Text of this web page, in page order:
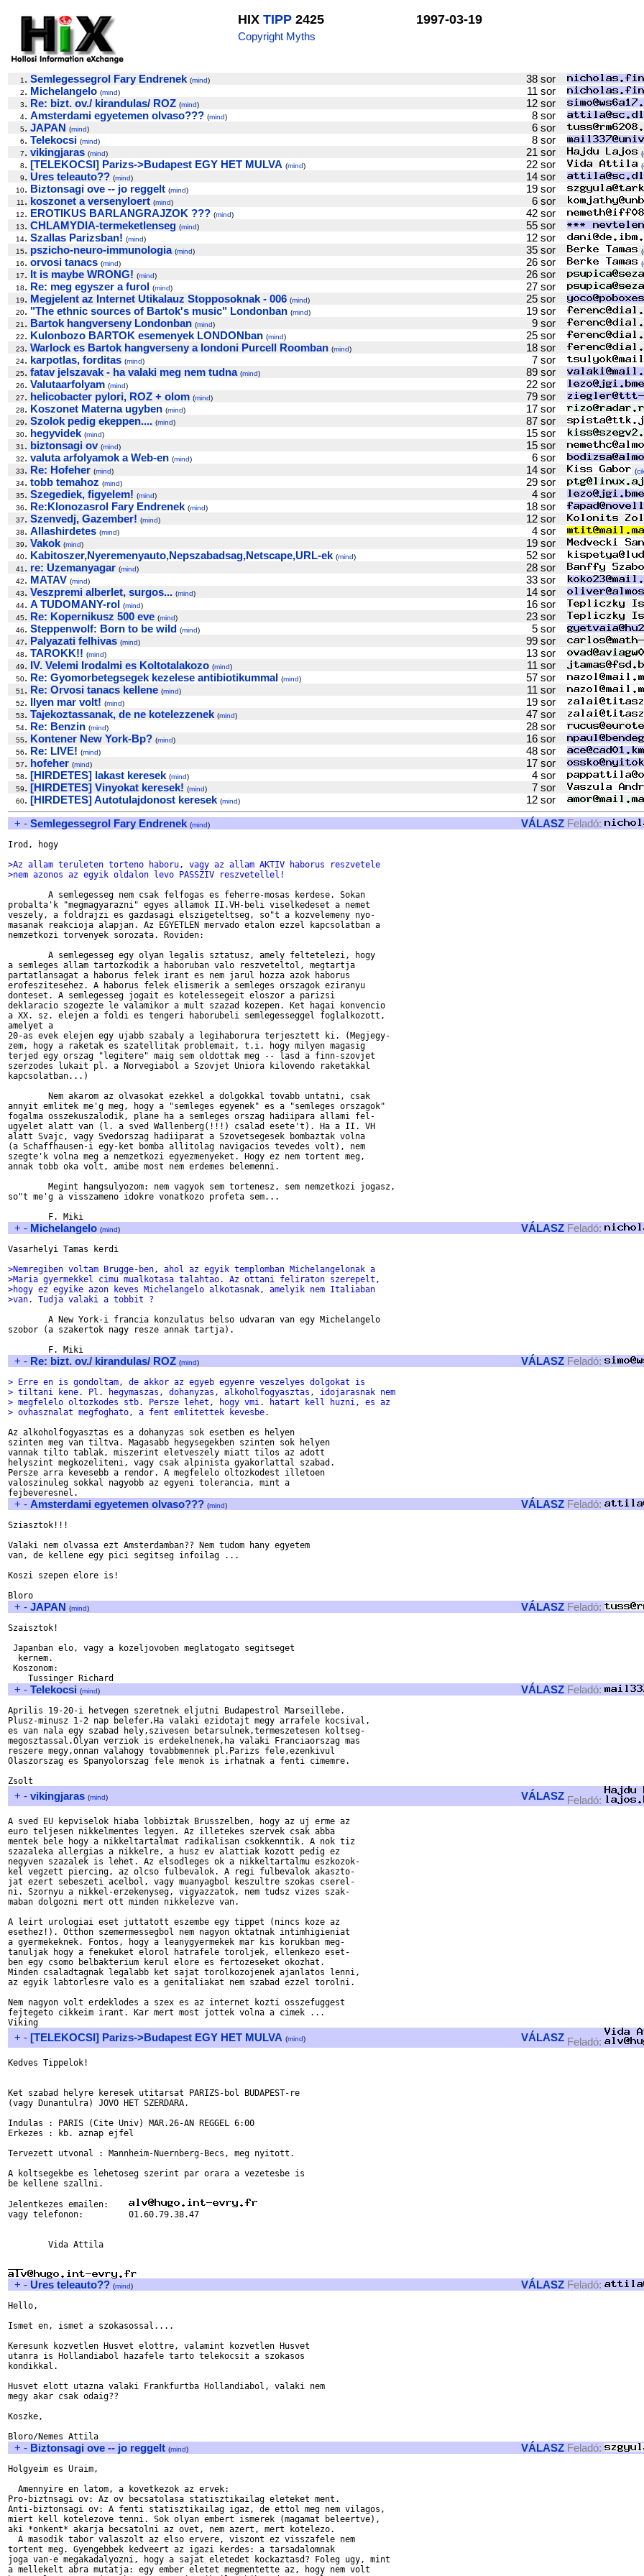
HIX TIPP 2425
Copyright Myths
1997-03-19
1 . Semlegessegrol Fary Endrenek (mind) 38 sor
2. Michelangelo (mind) 11 sor
3. Re: bizt. ov./ kirandulas/ ROZ (mind) 12 sor
4. Amsterdami egyetemen olvaso??? (mind) 8 sor
5. JAPAN (mind) 6 sor
6. Telekocsi (mind) 8 sor
7. vikingjaras (mind) 21 sor (
8. [TELEKOCSI] Parizs->Budapest EGY HET MULVA (mind) 22 sor (
9. Ures teleauto?? (mind) 14 sor
10. Biztonsagi ove -- jo reggelt (mind) 19 sor
11 . koszonet a versenyloert (mind) 6 sor
12. EROTIKUS BARLANGRAJZOK ??? (mind) 42 sor
13. CHLAMYDIA-termeketlenseg (mind) 55 sor
14. Szallas Parizsban! (mind) 12 sor
15. pszicho-neuro-immunologia (mind) 35 sor (
16. orvosi tanacs (mind) 26 sor (
17. It is maybe WRONG! (mind) 26 sor
18. Re: meg egyszer a furol (mind) 27 sor
19. Megjelent az Internet Utikalauz Stopposoknak - 006 (mind) 25 sor
20. "The ethnic sources of Bartok's music" Londonban (mind) 19 sor
21 . Bartok hangverseny Londonban (mind) 9 sor
22. Kulonbozo BARTOK esemenyek LONDONban (mind) 25 sor
23. Warlock es Bartok hangverseny a londoni Purcell Roomban (mind) 18 sor
24. karpotlas, forditas (mind) 7 sor
25. fatav jelszavak - ha valaki meg nem tudna (mind) 89 sor
26. Valutaarfolyam (mind) 22 sor
27. helicobacter pylori, ROZ + olom (mind) 79 sor
28. Koszonet Materna ugyben (mind) 17 sor
29. Szolok pedig ekeppen.... (mind) 87 sor
30. hegyvidek (mind) 15 sor
31 . biztonsagi ov (mind) 15 sor
32. valuta arfolyamok a Web-en (mind) 6 sor
33. Re: Hofeher (mind) 14 sor (
34. tobb temahoz (mind) 29 sor
35. Szegediek, figyelem! (mind) 4 sor
36. Re:Klonozasrol Fary Endrenek (mind) 18 sor
37. Szenvedj, Gazember! (mind) 12 sor
38. Allashirdetes (mind) 4 sor
39. Vakok (mind) 19 sor
40. Kabitoszer,Nyeremenyauto,Nepszabadsag,Netscape,URL-ek (mind) 52 sor
41 . re: Uzemanyagar (mind) 28 sor
42. MATAV (mind) 33 sor
43. Veszpremi alberlet, surgos... (mind) 14 sor
44. A TUDOMANY-rol (mind) 16 sor
45. Re: Kopernikusz 500 eve (mind) 23 sor
46. Steppenwolf: Born to be wild (mind) 5 sor
47. Palyazati felhivas (mind) 99 sor
48. TAROKK!! (mind) 13 sor
49. IV. Velemi Irodalmi es Koltotalakozo (mind) 11 sor
50. Re: Gyomorbetegsegek kezelese antibiotikummal (mind) 57 sor
51 . Re: Orvosi tanacs kellene (mind) 11 sor
52. Ilyen mar volt! (mind) 19 sor
53. Tajekoztassanak, de ne kotelezzenek (mind) 47 sor
54. Re: Benzin (mind) 28 sor
55. Kontener New York-Bp? (mind) 16 sor
56. Re: LIVE! (mind) 48 sor
57. hofeher (mind) 17 sor
58. [HIRDETES] lakast keresek (mind) 4 sor
59. [HIRDETES] Vinyokat keresek! (mind) 7 sor
60. [HIRDETES] Autotulajdonost keresek (mind) 12 sor
+ - Semlegessegrol Fary Endrenek (mind) VÁLASZ Feladó:
Irod, hogy
>Az allam teruleten torteno haboru, vagy az allam AKTIV haborus reszvetele
>nem azonos az egyik oldalon levo PASSZIV reszvetellel!
        A semlegesseg nem csak felfogas es feherre-mosas kerdese. Sokan
probalta'k "megmagyarazni" egyes allamok II.VH-beli viselkedeset a nemet
veszely, a foldrajzi es gazdasagi elszigeteltseg, so"t a kozvelemeny nyo-
masanak reakcioja alapjan. Az EGYETLEN mervado etalon ezzel kapcsolatban a
nemzetkozi torvenyek sorozata. Roviden:
        A semlegesseg egy olyan legalis sztatusz, amely feltetelezi, hogy
a semleges allam tartozkodik a haboruban valo reszveteltol, megtartja
partatlansagat a haborus felek irant es nem jarul hozza azok haborus
erofeszitesehez. A haborus felek elismerik a semleges orszagok eziranyu
donteset. A semlegesseg jogait es kotelessegeit eloszor a parizsi
deklaracio szogezte le valamikor a mult szazad kozepen. Ket hagai konvencio
a XX. sz. elejen a foldi es tengeri haborubeli semlegesseggel foglalkozott,
amelyet a
20-as evek elejen egy ujabb szabaly a legihaborura terjesztett ki. (Megjegy-
zem, hogy a raketak es szatellitak problemait, t.i. hogy milyen magasig
terjed egy orszag "legitere" maig sem oldottak meg -- lasd a finn-szovjet
szerzodes lukait pl. a Norvegiabol a Szovjet Uniora kilovendo raketakkal
kapcsolatban...)
        Nem akarom az olvasokat ezekkel a dolgokkal tovabb untatni, csak
annyit emlitek me'g meg, hogy a "semleges egyenek" es a "semleges orszagok"
fogalma osszekuszalodik, plane ha a semleges orszag hadiipara allami fel-
ugyelet alatt van (l. a sved Wallenberg(!!!) csalad esete't). Ha a II. VH
alatt Svajc, vagy Svedorszag hadiiparat a Szovetsegesek bombaztak volna
(a Schaffhausen-i egy-ket bomba allitolag navigacios tevedes volt), nem
szegte'k volna meg a nemzetkozi egyezmenyeket. Hogy ez nem tortent meg,
annak tobb oka volt, amibe most nem erdemes belemenni.
        Megint hangsulyozom: nem vagyok sem tortenesz, sem nemzetkozi jogasz,
so"t me'g a visszameno idokre vonatkozo profeta sem...
+ - Michelangelo (mind) VÁLASZ Feladó:
Vasarhelyi Tamas kerdi
>Nemregiben voltam Brugge-ben, ahol az egyik templomban Michelangelonak a
>Maria gyermekkel cimu mualkotasa talahtao. Az ottani feliraton szerepelt,
>hogy ez egyike azon keves Michelangelo alkotasnak, amelyik nem Italiaban
>van. Tudja valaki a tobbit ?
        A New York-i francia konzulatus belso udvaran van egy Michelangelo
szobor (a szakertok nagy resze annak tartja).
+ - Re: bizt. ov./ kirandulas/ ROZ (mind) VÁLASZ Feladó:
> Erre en is gondoltam, de akkor az egyeb egyenre veszelyes dolgokat is
> tiltani kene. Pl. hegymaszas, dohanyzas, alkoholfogyasztas, idojarasnak nem
> megfelelo oltozkodes stb. Persze lehet, hogy vmi. hatart kell huzni, es az
> ovhasznalat megfoghato, a fent emlitettek kevesbe.
Az alkoholfogyasztas es a dohanyzas sok esetben es helyen
szinten meg van tiltva. Magasabb hegysegekben szinten sok helyen
vannak tilto tablak, miszerint eletveszely miatt tilos az adott
helyszint megkozeliteni, vagy csak alpinista gyakorlattal szabad.
Persze arra kevesebb a rendor. A megfelelo oltozkodest illetoen
valoszinuleg sokkal nagyobb az egyeni tolerancia, mint a
+ - Amsterdami egyetemen olvaso??? (mind) VÁLASZ Feladó:
Sziasztok!!!
Valaki nem olvassa ezt Amsterdamban?? Nem tudom hany egyetem
van, de kellene egy pici segitseg infoilag ...
Koszi szepen elore is!
+ - JAPAN (mind) VÁLASZ Feladó:
Szaisztok!
Japanban elo, vagy a kozeljovoben meglatogato segitseget
  kernem.
Koszonom:
+ - Telekocsi (mind) VÁLASZ Feladó:
Aprilis 19-20-i hetvegen szeretnek eljutni Budapestrol Marseillebe.
Plusz-minusz 1-2 nap belefer.Ha valaki ezidotajt megy arrafele kocsival,
es van nala egy szabad hely,szivesen betarsulnek,termeszetesen koltseg-
megosztassal.Olyan verziok is erdekelnenek,ha valaki Franciaorszag mas
reszere megy,onnan valahogy tovabbmennek pl.Parizs fele,ezenkivul
Olaszorszag es Spanyolorszag fele menok is irhatnak a fenti cimemre.
+ - vikingjaras (mind) VÁLASZ Feladó:
A sved EU kepviselok hiaba lobbiztak Brusszelben, hogy az uj erme az
euro teljesen nikkelmentes legyen. Az illetekes szervek csak abba
mentek bele hogy a nikkeltartalmat radikalisan csokkenntik. A nok tiz
szazaleka allergias a nikkelre, a husz ev alattiak kozott pedig ez
negyven szazalek is lehet. Az elsodleges ok a nikkeltartalmu eszkozok-
kel vegzett piercing, az olcso fulbevalok. A regi fulbevalok akaszto-
jat ezert sebeszeti acelbol, vagy muanyagbol keszultre szokas cserel-
ni. Szornyu a nikkel-erzekenyseg, vigyazzatok, nem tudsz vizes szak-
maban dolgozni mert ott minden nikkelezve van.
A leirt urologiai eset juttatott eszembe egy tippet (nincs koze az
esethez!). Otthon szemermessegbol nem nagyon oktatnak intimhigieniat
a gyermekeknek. Fontos, hogy a leanygyermekek mar kis korukban meg-
tanuljak hogy a fenekuket elorol hatrafele toroljek, ellenkezo eset-
ben egy csomo belbakterium kerul elore es fertozeseket okozhat.
Minden csaladtagnak legalabb ket sajat torolkozojenek ajanlatos lenni,
az egyik labtorlesre valo es a genitaliakat nem szabad ezzel torolni.
Nem nagyon volt erdeklodes a szex es az internet kozti osszefuggest
fejtegeto cikkeim irant. Kar mert most jottek volna a cimek ...
+ - [TELEKOCSI] Parizs->Budapest EGY HET MULVA (mind) VÁLASZ Feladó:
Kedves Tippelok!
Ket szabad helyre keresek utitarsat PARIZS-bol BUDAPEST-re
(vagy Dunantulra) JOVO HET SZERDARA.
Indulas	: PARIS (Cite Univ) MAR.26-AN REGGEL 6:00
Erkezes : kb. aznap ejfel
Tervezett utvonal : Mannheim-Nuernberg-Becs, meg nyitott.
A koltsegekbe es lehetoseg szerint par orara a vezetesbe is
be kellene szallni.
vagy telefonon:		01.60.79.38.47
+ - Ures teleauto?? (mind) VÁLASZ Feladó:
Hello,
Ismet en, ismet a szokasossal....
Keresunk kozvetlen Husvet elottre, valamint kozvetlen Husvet
utanra is Hollandiabol hazafele tarto telekocsit a szokasos
kondikkal.
Husvet elott utazna valaki Frankfurtba Hollandiabol, valaki nem
megy akar csak odaig??
Koszke,
+ - Biztonsagi ove -- jo reggelt (mind) VÁLASZ Feladó:
Holgyeim es Uraim,
  Amennyire en latom, a kovetkezok az ervek:
Pro-biztnsagi ov: Az ov becsatolasa statisztikailag eleteket ment.
Anti-biztonsagi ov: A fenti statisztikailag igaz, de ettol meg nem vilagos,
miert kell kotelezove tenni. Sok olyan embert ismerek (magamat beleertve),
aki *onkent* akarja becsatolni az ovet, nem azert, mert kotelezo.
  A masodik tabor valaszolt az elso ervere, viszont ez visszafele nem
tortent meg. Gyengebbek kedveert az igazi kerdes: a tarsadalomnak
joga van-e megakadalyozni, hogy a sajat eletedet kockaztasd? Foleg ugy, mint
a mellekelt abra mutatja: egy ember eletet megmentette az, hogy nem volt